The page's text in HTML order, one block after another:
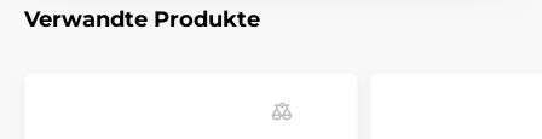
Verwandte Produkte